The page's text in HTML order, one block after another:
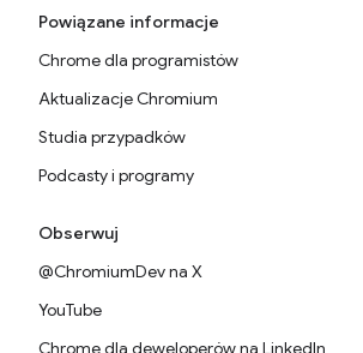
Powiązane informacje
Chrome dla programistów
Aktualizacje Chromium
Studia przypadków
Podcasty i programy
Obserwuj
@ChromiumDev na X
YouTube
Chrome dla deweloperów na LinkedIn